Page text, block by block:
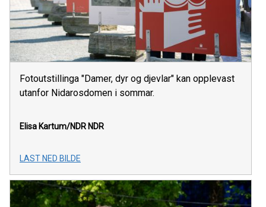
Fotoutstillinga "Damer, dyr og djevlar" kan opplevast
utanfor Nidarosdomen i sommar.
Elisa Kartum/NDR NDR
LAST NED BILDE